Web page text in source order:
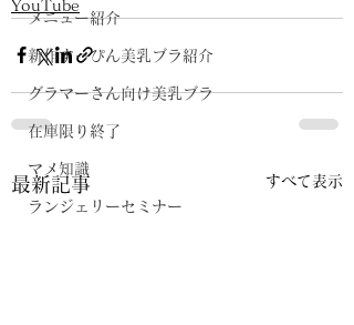
メニュー紹介
新作すっぴん美乳ブラ紹介
グラマーさん向け美乳ブラ
在庫限り終了
マメ知識
ランジェリーセミナー
YouTube
最新記事 すべて表示